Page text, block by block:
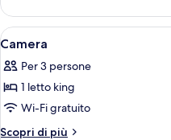
Apri
tutte
le
foto
per
Camera
2
Camera
Per 3 persone
1 letto king
Wi-Fi gratuito
Scopri di più
Altri